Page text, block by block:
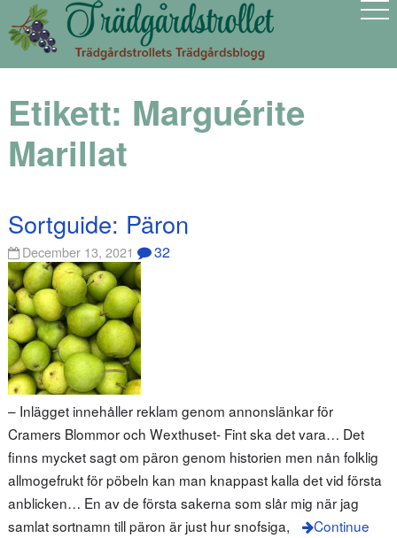
Etikett: Marguérite
Marillat
Sortguide: Päron
December 13, 2021 32
– Inlägget innehåller reklam genom annonslänkar för
Cramers Blommor och Wexthuset- Fint ska det vara… Det
finns mycket sagt om päron genom historien men nån folklig
allmogefrukt för pöbeln kan man knappast kalla det vid första
anblicken… En av de första sakerna som slår mig när jag
samlat sortnamn till päron är just hur snofsiga,
Continue